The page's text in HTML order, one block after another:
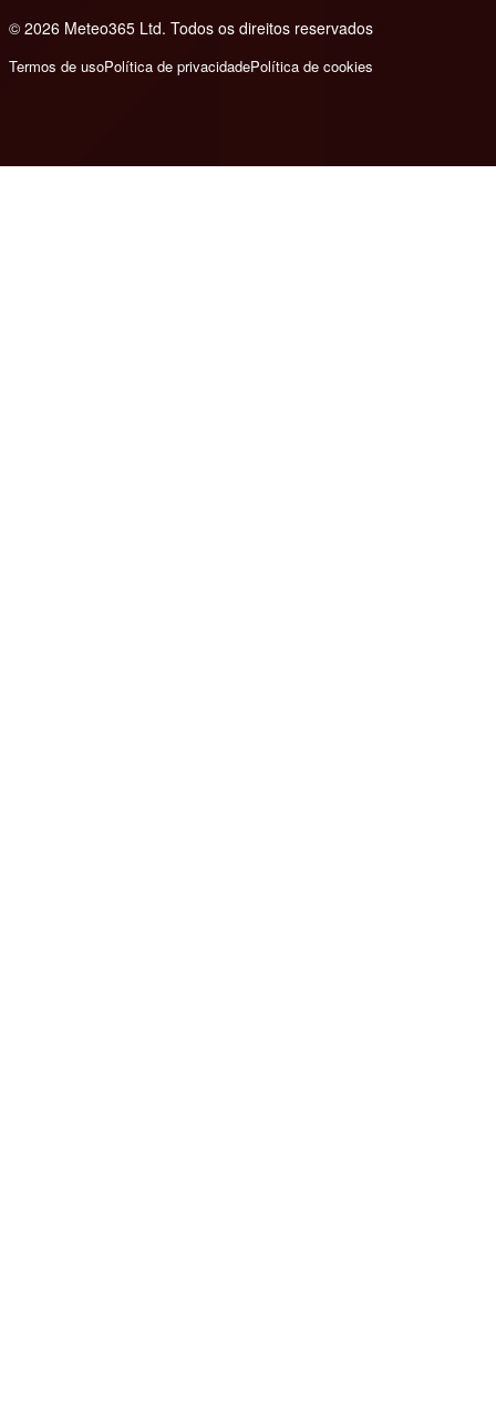
© 2026 Meteo365 Ltd. Todos os direitos reservados
Termos de usoPolítica de privacidadePolítica de cookies